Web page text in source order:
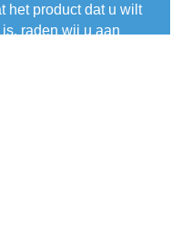
het product dat u wilt
raden wij u aan